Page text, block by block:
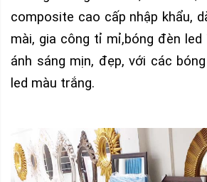
composite cao cấp nhập khẩu,
mài, gia công tỉ mỉ,bóng đèn led
ánh sáng mịn, đẹp, với các
led màu trắng.